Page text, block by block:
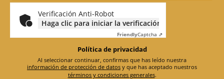
electrónico
Verificación Anti-Robot
Haga clic para iniciar la verificación
FriendlyCaptcha ⇗
Política de privacidad
información de protección de datos
términos y condiciones generales.